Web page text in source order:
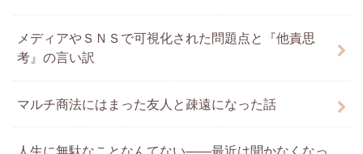
メディアやＳＮＳで可視化された問題点と『他責思
考』の言い訳
マルチ商法にはまった友人と疎遠になった話
人生に無駄なことなんてない――最近は聞かなくなっ